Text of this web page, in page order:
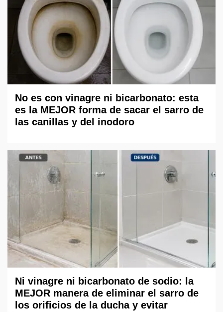
No es con vinagre ni bicarbonato: esta
es la MEJOR forma de sacar el sarro de
las canillas y del inodoro
Ni vinagre ni bicarbonato de sodio: la
MEJOR manera de eliminar el sarro de
los orificios de la ducha y evitar